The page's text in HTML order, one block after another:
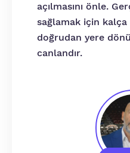
açılmasını önle.
sağlamak için
doğrudan yere
canlandır.